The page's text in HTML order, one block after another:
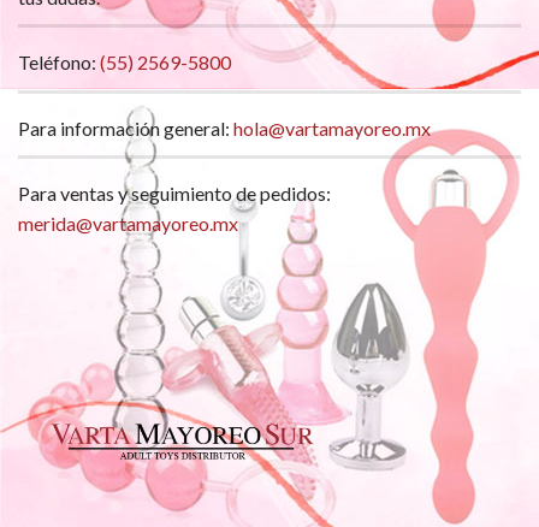
Teléfono: (55) 2569-5800
Para información general: hola@vartamayoreo.mx
Para ventas y seguimiento de pedidos:
merida@vartamayoreo.mx